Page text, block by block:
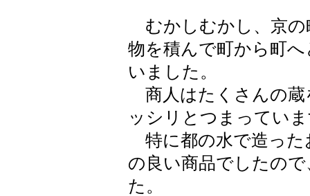
むかしむかし、京の
物を積んで町から町
いました。
商人はたくさんの蔵
ッシリとつまってい
特に都の水で造った
の良い商品でしたの
た。